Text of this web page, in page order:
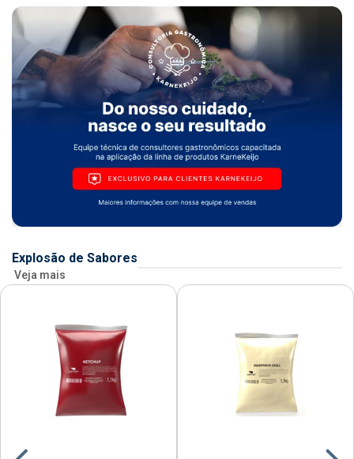
Explosão de Sabores
Veja mais